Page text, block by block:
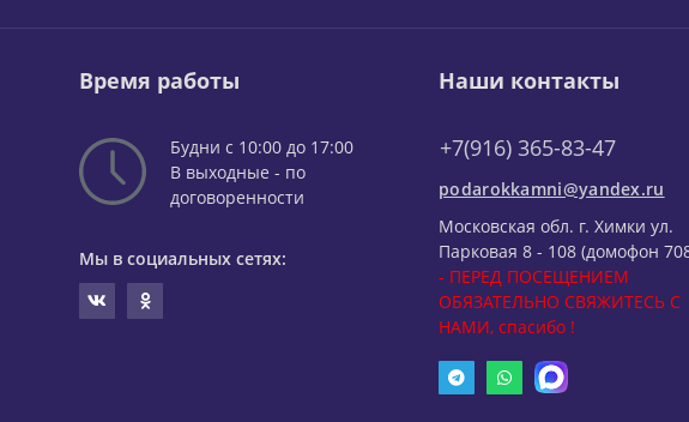
Время работы
Будни с 10:00 до 17:00
В выходные - по
договоренности
Мы в социальных сетях:
Наши контакты
+7(916) 365-83-47
podarokkamni@yandex.ru
Московская обл. г. Химки ул.
Парковая 8 - 108 (домофон
- ПЕРЕД ПОСЕЩЕНИЕМ
ОБЯЗАТЕЛЬНО СВЯЖИТЕСЬ С
НАМИ, спасибо !